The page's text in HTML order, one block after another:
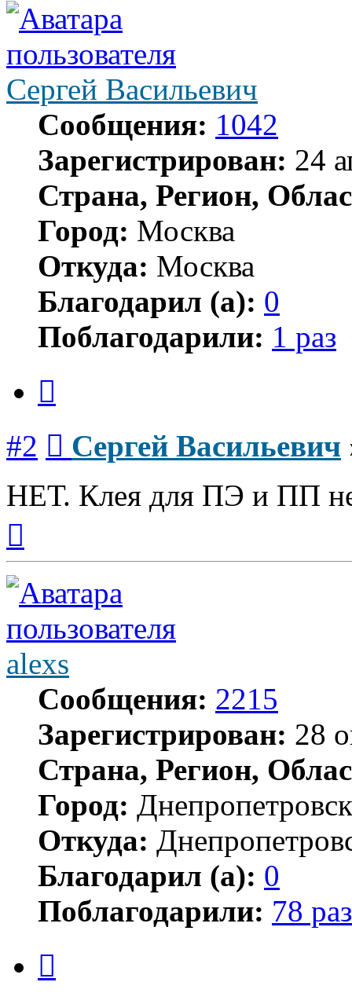
Сергей Васильевич
Сообщения: 1042
Зарегистрирован: 24
Страна, Регион,
Город: Москва
Откуда: Москва
Благодарил (а): 0
Поблагодарили: 1 раз
#2 Сергей Васильевич
НЕТ. Клея для ПЭ и ПП не
началу
alexs
Сообщения: 2215
Зарегистрирован: 28
Страна, Регион,
Город: Днепропетровск
Откуда:
Благодарил (а): 0
Поблагодарили: 78 раз